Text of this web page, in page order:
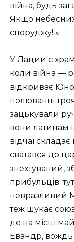
війна, будь
Якщо
споруджу! »
У Лации є
коли війна —
відкриває
полюванні
зацькували
вони латинам
відчаї
сватався до
знехтуваний,
прибульців:
невразливий
теж шукає
де на місці
Евандр, вождь